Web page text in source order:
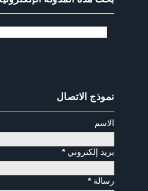
نموذج الاتصال
الاسم
بريد إلكتروني*
رسالة*